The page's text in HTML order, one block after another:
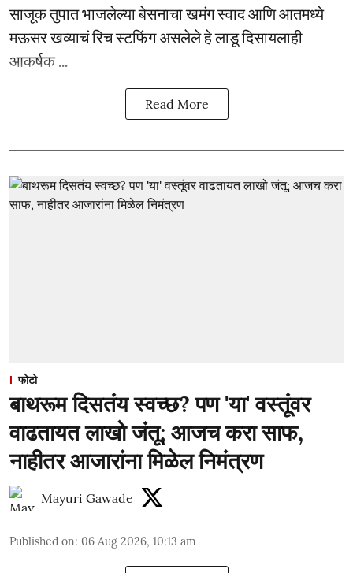
साजूक तुपात भाजलेल्या बेसनाचा खमंग स्वाद आणि आतमध्ये
मऊसर खव्याचं रिच स्टफिंग असलेले हे लाडू दिसायलाही
आकर्षक ...
Read More
फोटो
बाथरूम दिसतंय स्वच्छ? पण 'या' वस्तूंवर
वाढतायत लाखो जंतू; आजच करा साफ,
नाहीतर आजारांना मिळेल निमंत्रण
Mayuri Gawade
Published on: 06 Aug 2026, 10:13 am